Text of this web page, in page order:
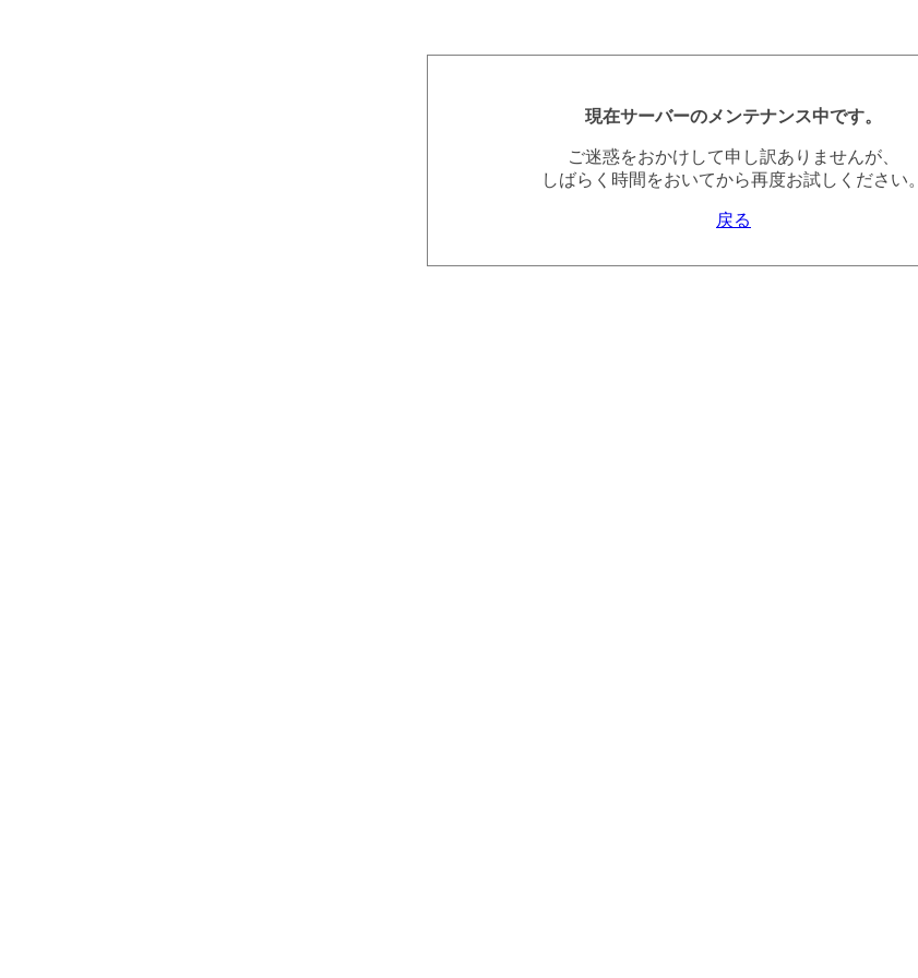
現在サーバーのメンテナンス中です。
ご迷惑をおかけして申し訳ありませんが、
しばらく時間をおいてから再度お試しください。
戻る